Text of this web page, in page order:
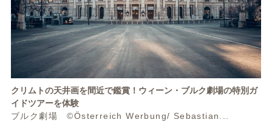
クリムトの天井画を間近で鑑賞！ウィーン・ブルク劇場の特別ガ
イドツアーを体験
ブルク劇場 ©Österreich Werbung/ Sebastian...